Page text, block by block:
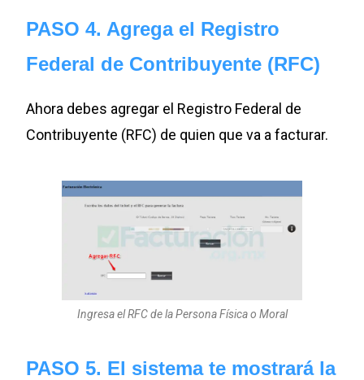
PASO 4. Agrega el Registro
Federal de Contribuyente (RFC)
Ahora debes agregar el Registro Federal de
Contribuyente (RFC) de quien que va a facturar.
Ingresa el RFC de la Persona Física o Moral
PASO 5. El sistema te mostrará la